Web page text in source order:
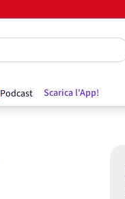
Podcast Scarica l'App!